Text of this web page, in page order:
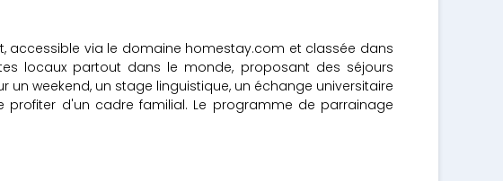
accessible via le domaine homestay.com et classée dans
locaux partout dans le monde, proposant des séjours
weekend, un stage linguistique, un échange universitaire
d'un cadre familial. Le programme de parrainage